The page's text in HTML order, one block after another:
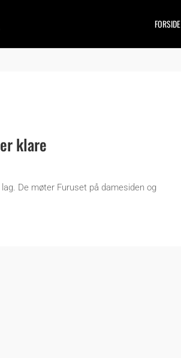
FORSIDE
klare
De møter Furuset på damesiden og